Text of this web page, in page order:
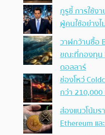
กูรูชี้ การใช้ง
ผู้คนใช้อย่างไ
วาฬกว้านซื้อ
ขณะที่กองทุน
ดอลลาร์
ช่องโหว่
กว่า 210,000
ส่องแนวโน้ม
Ethereum แล